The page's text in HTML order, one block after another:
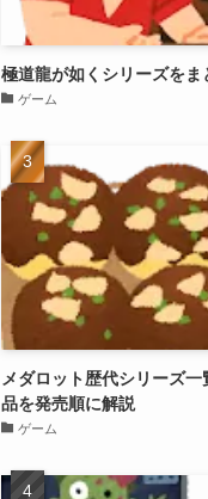
極道龍が如くシリーズをま
ゲーム
メダロット歴代シリーズ
品を発売順に解説
ゲーム